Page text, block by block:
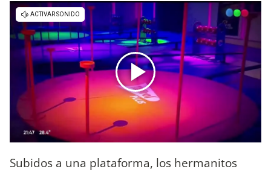
Subidos a una plataforma, los hermanitos